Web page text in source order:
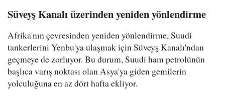
Süveyş Kanalı üzerinden yeniden yönlendirme
Afrika'nın çevresinden yeniden yönlendirme, Suudi
tankerlerini Yenbu'ya ulaşmak için Süveyş Kanalı'ndan
geçmeye de zorluyor. Bu durum, Suudi ham petrolünün
başlıca varış noktası olan Asya'ya giden gemilerin
yolculuğuna en az dört hafta ekliyor.